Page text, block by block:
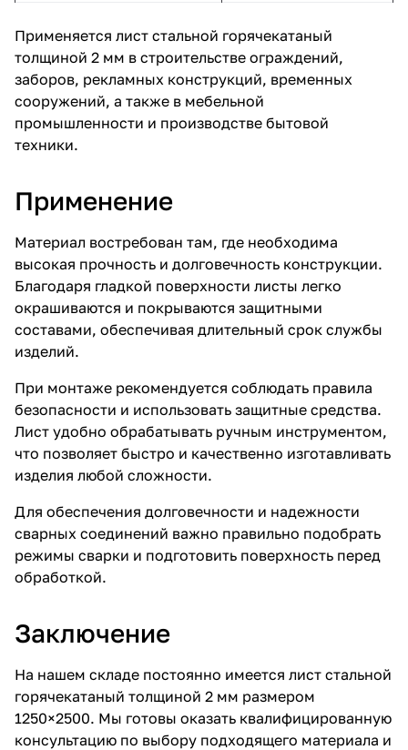
Применяется лист стальной горячекатаный
толщиной 2 мм в строительстве ограждений,
заборов, рекламных конструкций, временных
сооружений, а также в мебельной
промышленности и производстве бытовой
техники.
Применение
Материал востребован там, где необходима
высокая прочность и долговечность конструкции.
Благодаря гладкой поверхности листы легко
окрашиваются и покрываются защитными
составами, обеспечивая длительный срок службы
изделий.
При монтаже рекомендуется соблюдать правила
безопасности и использовать защитные средства.
Лист удобно обрабатывать ручным инструментом,
что позволяет быстро и качественно изготавливать
изделия любой сложности.
Для обеспечения долговечности и надежности
сварных соединений важно правильно подобрать
режимы сварки и подготовить поверхность перед
обработкой.
Заключение
На нашем складе постоянно имеется лист стальной
горячекатаный толщиной 2 мм размером
1250×2500. Мы готовы оказать квалифицированную
консультацию по выбору подходящего материала и